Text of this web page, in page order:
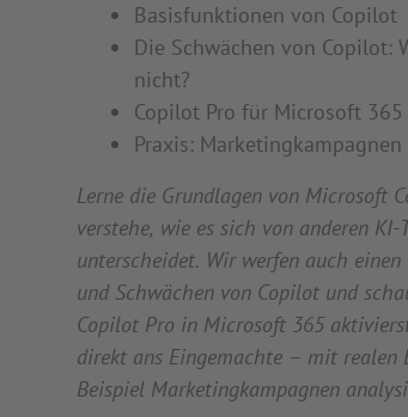
Basisfunktionen von Copilot
Die Schwächen von Copilot:
nicht?
Copilot Pro für Microsoft
Praxis:
Lerne die Grundlagen von Microsoft
verstehe, wie es sich von anderen KI-
unterscheidet. Wir werfen auch
und Schwächen von Copilot und
Copilot Pro in Microsoft 365
direkt ans Eingemachte – mit realen
Beispiel Marketingkampagnen